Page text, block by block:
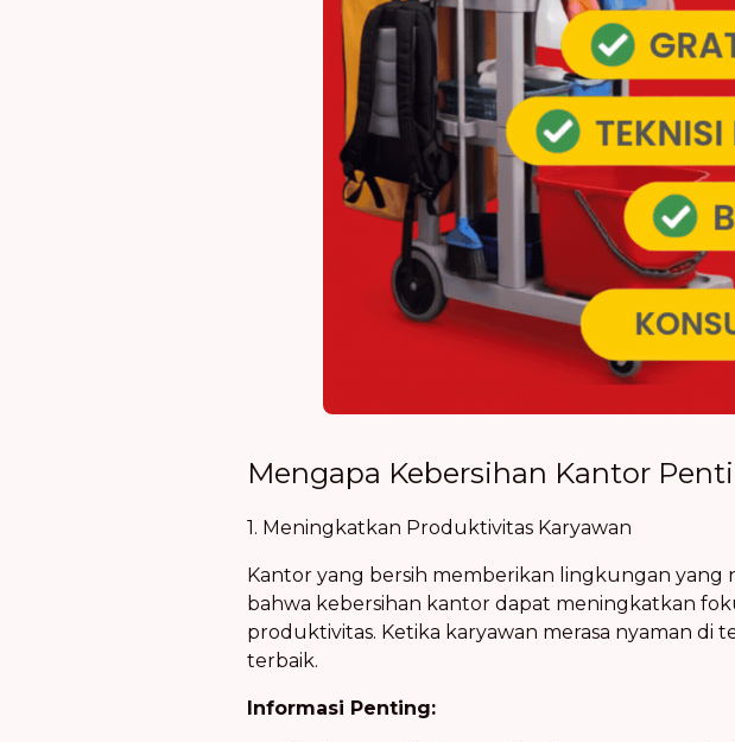
Mengapa Kebersihan Kantor
1. Meningkatkan Produktivitas Karyawan
Kantor yang bersih memberikan lingkungan
bahwa kebersihan kantor dapat meningkatkan
produktivitas. Ketika karyawan merasa nyaman
terbaik.
Informasi Penting: